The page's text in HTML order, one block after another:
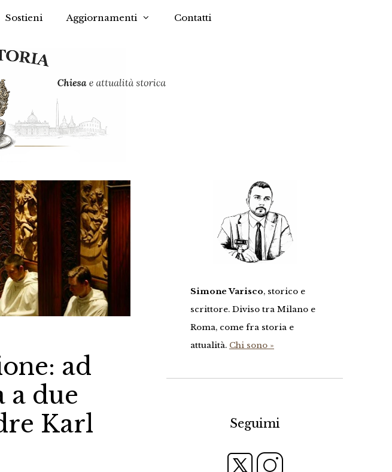
Sostieni Aggiornamenti Contatti
ad
a due
Karl
Simone Varisco, storico e
scrittore. Diviso tra Milano e
Roma, come fra storia e
attualità. Chi sono »
Seguimi